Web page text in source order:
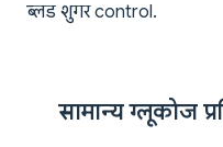
ब्लड शुगर control.
सामान्य ग्लूकोज